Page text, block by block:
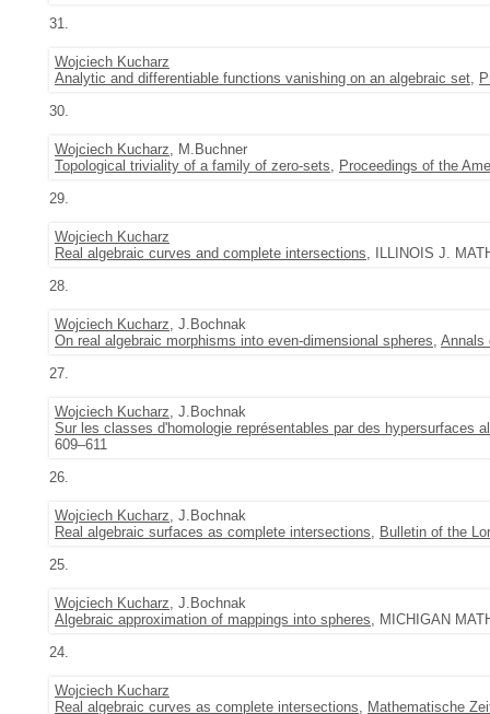
31.
Wojciech Kucharz
Analytic and differentiable functions vanishing on an algebraic set,
30.
Wojciech Kucharz, M.Buchner
Topological triviality of a family of zero-sets, Proceedings of the
29.
Wojciech Kucharz
Real algebraic curves and complete intersections, ILLINOIS J.
28.
Wojciech Kucharz, J.Bochnak
On real algebraic morphisms into even-dimensional spheres, Annals
27.
Wojciech Kucharz, J.Bochnak
Sur les classes d'homologie représentables par des hypersurfaces
609–611
26.
Wojciech Kucharz, J.Bochnak
Real algebraic surfaces as complete intersections, Bulletin of the
25.
Wojciech Kucharz, J.Bochnak
Algebraic approximation of mappings into spheres, MICHIGAN
24.
Wojciech Kucharz
Real algebraic curves as complete intersections, Mathematische